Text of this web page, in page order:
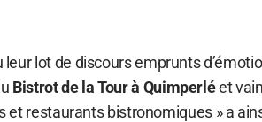
lot de discours emprunts
Bistrot de la Tour à Quimperléet
et restaurants bistronomiques » a